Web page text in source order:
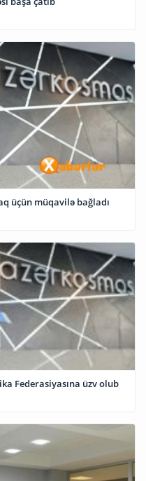
üçün müqavilə bağladı
Federasiyasına üzv olub